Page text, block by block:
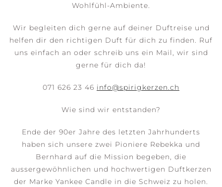
Wohlfühl-Ambiente.
Wir begleiten dich gerne auf deiner Duftreise und
helfen dir den richtigen Duft für dich zu finden. Ruf
uns einfach an oder schreib uns ein Mail, wir sind
gerne für dich da!
071 626 23 46 info@spirigkerzen.ch
Wie sind wir entstanden?
Ende der 90er Jahre des letzten Jahrhunderts
haben sich unsere zwei Pioniere Rebekka und
Bernhard auf die Mission begeben, die
aussergewöhnlichen und hochwertigen Duftkerzen
der Marke Yankee Candle in die Schweiz zu holen.